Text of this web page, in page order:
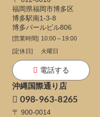
福岡県福岡市博多区
博多駅南1-3-8
博多パールビル806
[営業時間] 10:00～19:00
[定休日]
火曜日
電話する
沖縄国際通り店
098-963-8265
〒 900-0014